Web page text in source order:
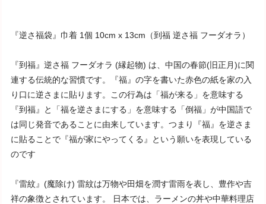
『逆さ福袋』巾着 1個 10cm x 13cm（到福 逆さ福 フーダオラ）
『到福』逆さ福 フーダオラ (縁起物) は、中国の春節(旧正月)に関
連する伝統的な習慣です。『福』の字を書いた赤色の紙を家の入
り口に逆さまに貼ります。この行為は「福が来る」を意味する
『到福』と「福を逆さまにする」を意味する「倒福」が中国語で
は同じ発音であることに由来しています。つまり『福』を逆さま
に貼ることで『福が家にやってくる』という願いを表現している
のです
『雷紋』(魔除け) 雷紋は万物や田畑を潤す雷雨を表し、豊作や吉
祥の象徴とされています。 日本では、ラーメンの丼や中華料理店